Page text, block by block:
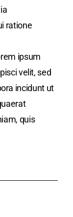
ratione
ipsum
velit, sed
incidunt ut
quis